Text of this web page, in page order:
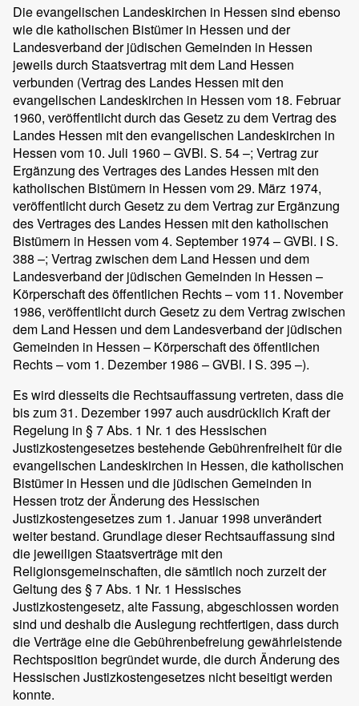
Die evangelischen Landeskirchen in Hessen sind ebenso
wie die katholischen Bistümer in Hessen und der
Landesverband der jüdischen Gemeinden in Hessen
jeweils durch Staatsvertrag mit dem Land Hessen
verbunden (Vertrag des Landes Hessen mit den
evangelischen Landeskirchen in Hessen vom 18. Februar
1960, veröffentlicht durch das Gesetz zu dem Vertrag des
Landes Hessen mit den evangelischen Landeskirchen in
Hessen vom 10. Juli 1960 – GVBl. S. 54 –; Vertrag zur
Ergänzung des Vertrages des Landes Hessen mit den
katholischen Bistümern in Hessen vom 29. März 1974,
veröffentlicht durch Gesetz zu dem Vertrag zur Ergänzung
des Vertrages des Landes Hessen mit den katholischen
Bistümern in Hessen vom 4. September 1974 – GVBl. I S.
388 –; Vertrag zwischen dem Land Hessen und dem
Landesverband der jüdischen Gemeinden in Hessen –
Körperschaft des öffentlichen Rechts – vom 11. November
1986, veröffentlicht durch Gesetz zu dem Vertrag zwischen
dem Land Hessen und dem Landesverband der jüdischen
Gemeinden in Hessen – Körperschaft des öffentlichen
Rechts – vom 1. Dezember 1986 – GVBl. I S. 395 –).
Es wird diesseits die Rechtsauffassung vertreten, dass die
bis zum 31. Dezember 1997 auch ausdrücklich Kraft der
Regelung in § 7 Abs. 1 Nr. 1 des Hessischen
Justizkostengesetzes bestehende Gebührenfreiheit für die
evangelischen Landeskirchen in Hessen, die katholischen
Bistümer in Hessen und die jüdischen Gemeinden in
Hessen trotz der Änderung des Hessischen
Justizkostengesetzes zum 1. Januar 1998 unverändert
weiter bestand. Grundlage dieser Rechtsauffassung sind
die jeweiligen Staatsverträge mit den
Religionsgemeinschaften, die sämtlich noch zurzeit der
Geltung des § 7 Abs. 1 Nr. 1 Hessisches
Justizkostengesetz, alte Fassung, abgeschlossen worden
sind und deshalb die Auslegung rechtfertigen, dass durch
die Verträge eine die Gebührenbefreiung gewährleistende
Rechtsposition begründet wurde, die durch Änderung des
Hessischen Justizkostengesetzes nicht beseitigt werden
konnte.